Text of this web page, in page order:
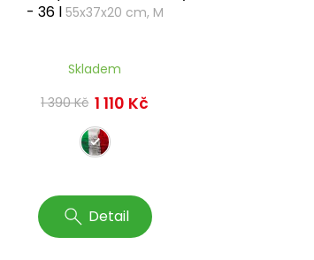
- 36 l 55x37x20 cm, M
Skladem
1 390 Kč 1 110 Kč
Detail